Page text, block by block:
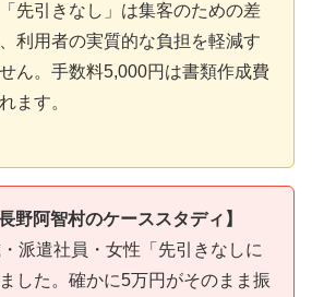
先引きなし」は集客のための差
利用者の実質的な負担を軽減す
ん。手数料5,000円は書類作成費
ます。
野阿智村のケーススタディ】
派遣社員・女性「先引きなしに
した。確かに5万円がそのまま振